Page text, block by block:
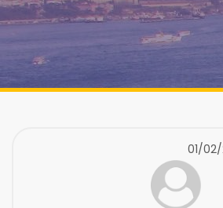
01/02/